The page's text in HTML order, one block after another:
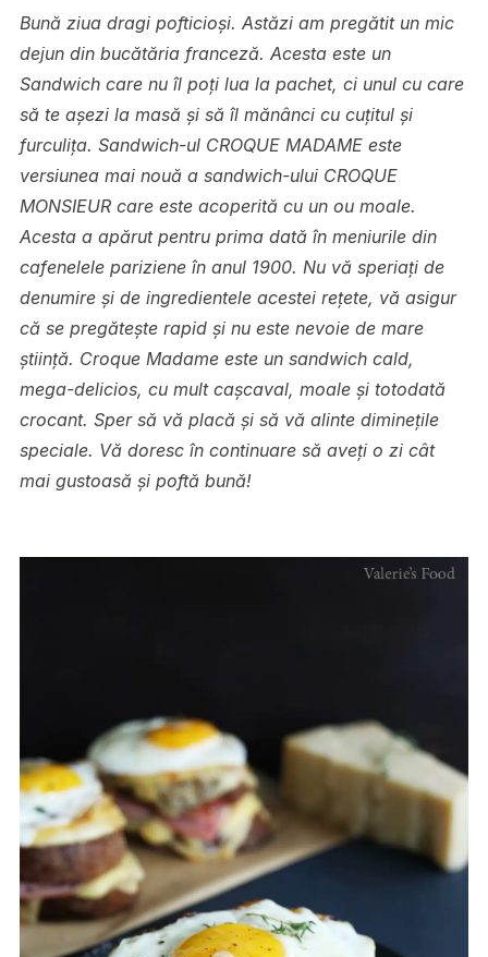
Bună ziua dragi pofticioși. Astăzi am pregătit un mic
dejun din bucătăria franceză. Acesta este un
Sandwich care nu îl poți lua la pachet, ci unul cu care
să te așezi la masă și să îl mănânci cu cuțitul și
furculița. Sandwich-ul CROQUE MADAME este
versiunea mai nouă a sandwich-ului CROQUE
MONSIEUR care este acoperită cu un ou moale.
Acesta a apărut pentru prima dată în meniurile din
cafenelele pariziene în anul 1900. Nu vă speriați de
denumire și de ingredientele acestei rețete, vă asigur
că se pregătește rapid și nu este nevoie de mare
știință. Croque Madame este un sandwich cald,
mega-delicios, cu mult cașcaval, moale și totodată
crocant. Sper să vă placă și să vă alinte diminețile
speciale. Vă doresc în continuare să aveți o zi cât
mai gustoasă și poftă bună!